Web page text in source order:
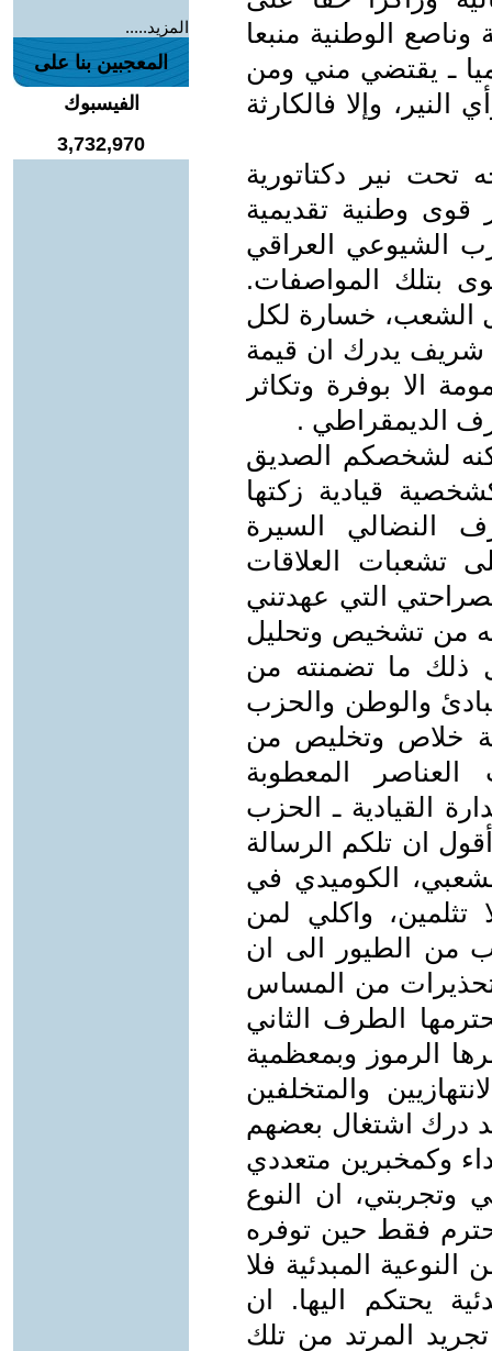
وناصع الوطنية منبعا
ـ يقتضي مني ومن
وإلا فالكارثة
تحت نير دكتاتورية
وطنية تقديمية
الشيوعي العراقي
بتلك المواصفات.
الشعب، خسارة لكل
يدرك ان قيمة
الا بوفرة وتكاثر
الديمقراطي .
لشخصكم الصديق
قيادية زكتها
النضالي السيرة
تشعبات العلاقات
التي عهدتني
من تشخيص وتحليل
ذلك ما تضمنته من
والوطن والحزب
خلاص وتخليص من
العناصر المعطوبة
القيادية ـ الحزب
ان تلكم الرسالة
الكوميدي في
تثلمين، واكلي لمن
من الطيور الى ان
من المساس
الطرف الثاني
الرموز وبمعظمية
والمتخلفين
درك اشتغال بعضهم
وكمخبرين متعددي
وتجربتي، ان النوع
فقط حين توفره
المبدئية فلا
يحتكم اليها. ان
المرتد من تلك
المزيد.....
المعجبين بنا على
الفيسبوك
3,732,970